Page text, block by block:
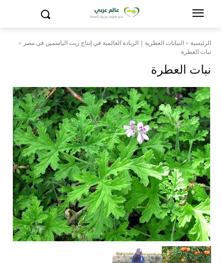
الرئيسية
النباتات العطرية | الريادة العالمية في إنتاج زيت الياسمين فى مصر
نبات العطرة
نبات العطرة